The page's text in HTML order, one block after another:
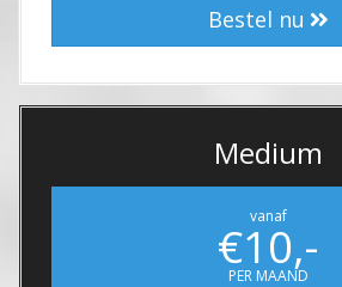
Bestel nu
Medium
vanaf
€10,-
PER MAAND